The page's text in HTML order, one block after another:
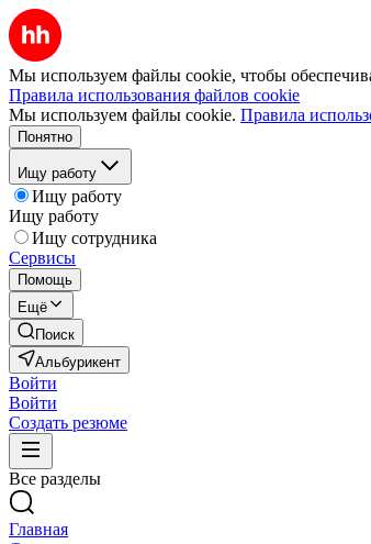
Мы используем файлы cookie, чтобы
Правила использования файлов cookie
Мы используем файлы cookie. Правила
Понятно
Ищу работу
Ищу работу
Ищу работу
Ищу сотрудника
Сервисы
Помощь
Ещё
Поиск
Альбурикент
Войти
Войти
Создать резюме
Все разделы
Главная